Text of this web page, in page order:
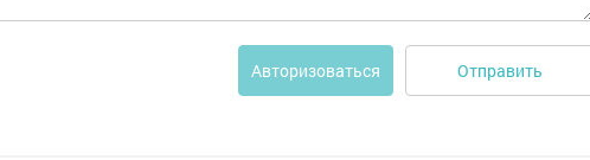
Авторизоваться Отправить